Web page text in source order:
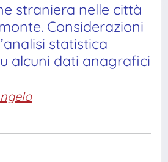
straniera nelle città
Considerazioni
statistica
alcuni dati anagrafici